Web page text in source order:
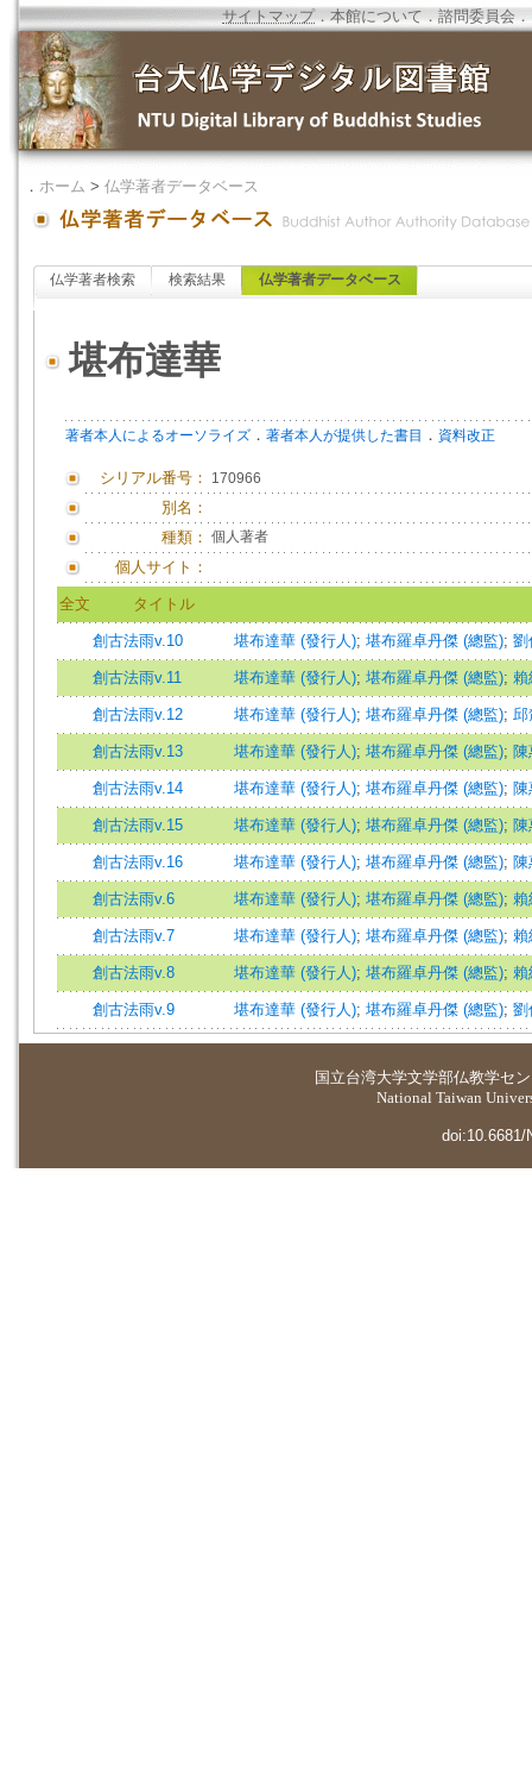
サイトマップ．本館について ．諮問委員会 ．
． ホーム > 仏学著者データベース
仏学著者検索 検索結果 仏学著者データベース
堪布達華
著者本人によるオーソライズ ． 著者本人が提供した書目 ． 資料改正
シリアル番号： 170966
別名：
種類： 個人著者
個人サイト：
全文 タイトル
創古法雨v.10 堪布達華 (發行人); 堪布羅卓丹傑 (總監); 劉
創古法雨v.11 堪布達華 (發行人); 堪布羅卓丹傑 (總監); 賴
創古法雨v.12 堪布達華 (發行人); 堪布羅卓丹傑 (總監); 邱
創古法雨v.13 堪布達華 (發行人); 堪布羅卓丹傑 (總監);
創古法雨v.14 堪布達華 (發行人); 堪布羅卓丹傑 (總監);
創古法雨v.15 堪布達華 (發行人); 堪布羅卓丹傑 (總監);
創古法雨v.16 堪布達華 (發行人); 堪布羅卓丹傑 (總監);
創古法雨v.6 堪布達華 (發行人); 堪布羅卓丹傑 (總監); 賴
創古法雨v.7 堪布達華 (發行人); 堪布羅卓丹傑 (總監); 賴
創古法雨v.8 堪布達華 (發行人); 堪布羅卓丹傑 (總監); 賴
創古法雨v.9 堪布達華 (發行人); 堪布羅卓丹傑 (總監); 劉
国立台湾大学文学部仏教学セ
National Taiwan
doi:10.6681/